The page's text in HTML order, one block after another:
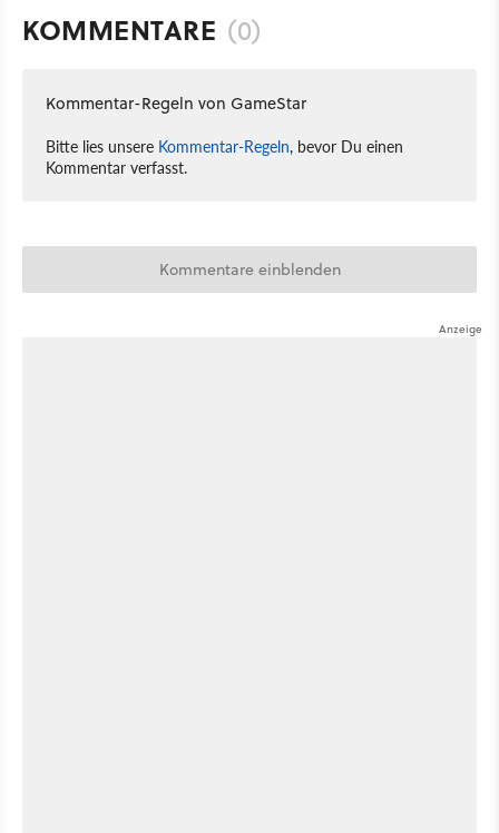
KOMMENTARE (0)
Kommentar-Regeln von GameStar
Bitte lies unsere Kommentar-Regeln, bevor Du einen
Kommentar verfasst.
Kommentare einblenden